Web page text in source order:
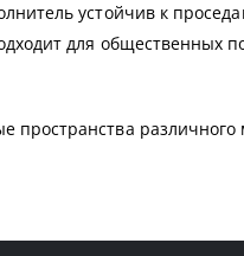
устойчив к
для общественных
различного